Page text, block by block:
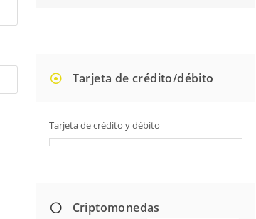
Tarjeta de crédito/débito
Tarjeta de crédito y débito
Criptomonedas